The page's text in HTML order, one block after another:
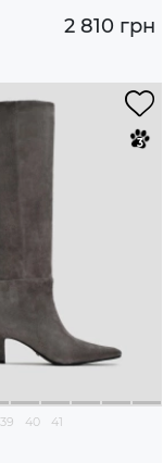
2 810 грн
39 40 41